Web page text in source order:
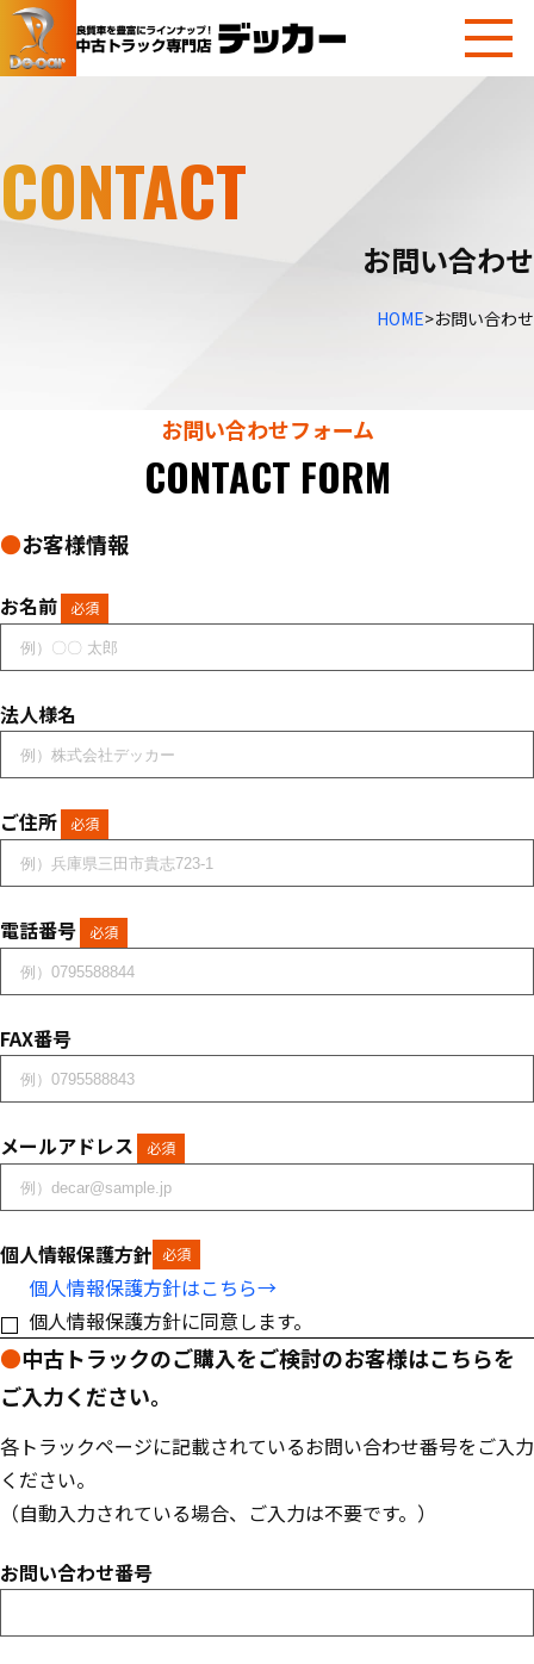
CONTACT
お問い合わせ
HOME>お問い合わせ
お問い合わせフォーム
CONTACT FORM
●お客様情報
お名前 必須
法人様名
ご住所 必須
電話番号 必須
FAX番号
メールアドレス 必須
個人情報保護方針 必須
個人情報保護方針はこちら→
個人情報保護方針に同意します。
●中古トラックのご購入をご検討のお客様はこちらを
ご入力ください。
各トラックページに記載されているお問い合わせ番号をご入力
ください。
（自動入力されている場合、ご入力は不要です。）
お問い合わせ番号